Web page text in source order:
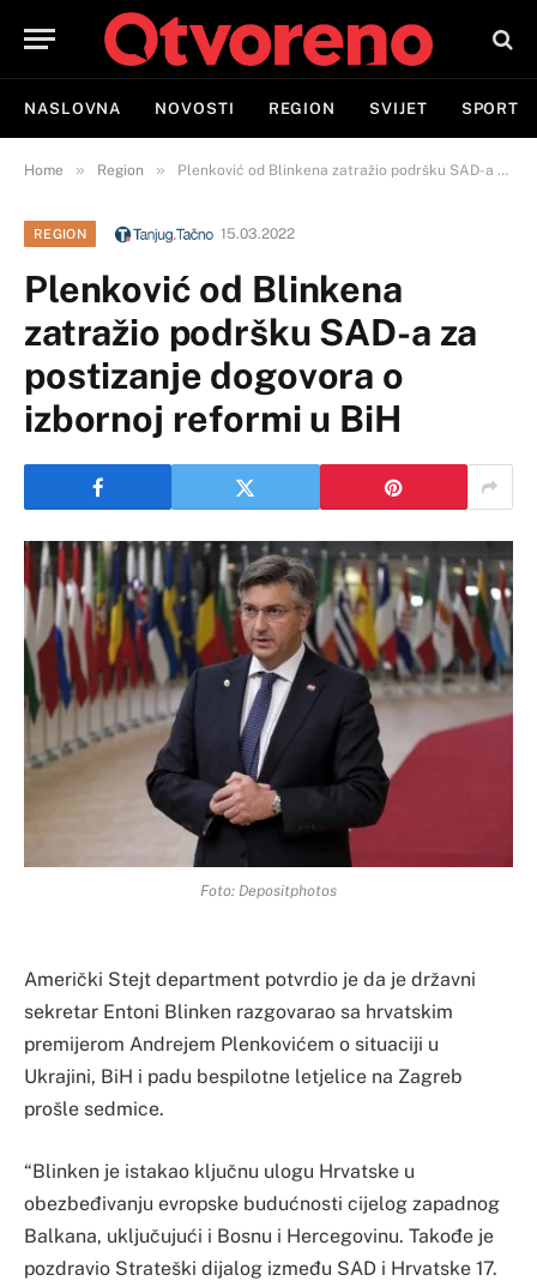
NASLOVNA NOVOSTI REGION SVIJET SPORT
Home » Region » Plenković od Blinkena zatražio podršku SAD-a za postizanje dogovora o izbornoj reformi u BiH
REGION 15.03.2022
Plenković od Blinkena
zatražio podršku SAD-a za
postizanje dogovora o
izbornoj reformi u BiH
Foto: Depositphotos
Američki Stejt department potvrdio je da je državni
sekretar Entoni Blinken razgovarao sa hrvatskim
premijerom Andrejem Plenkovićem o situaciji u
Ukrajini, BiH i padu bespilotne letjelice na Zagreb
prošle sedmice.
“Blinken je istakao ključnu ulogu Hrvatske u
obezbeđivanju evropske budućnosti cijelog zapadnog
Balkana, uključujući i Bosnu i Hercegovinu. Takođe je
pozdravio Strateški dijalog između SAD i Hrvatske 17.